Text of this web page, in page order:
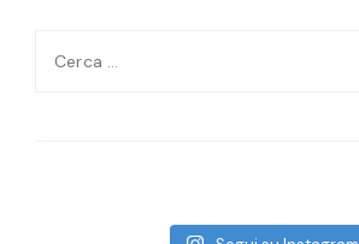
Ricerca